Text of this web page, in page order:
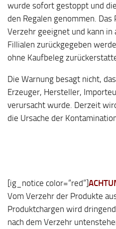
wurde sofort gestoppt und
den Regalen genommen.
Verzehr geeignet und kann in
Fillialen zurückgegeben
ohne Kaufbeleg
Die Warnung besagt nicht,
Erzeuger, Hersteller,
verursacht wurde. Derzeit
die Ursache der
[ig_notice color=“red“]
Vom Verzehr der Produkte
Produktchargen wird
nach dem Verzehr